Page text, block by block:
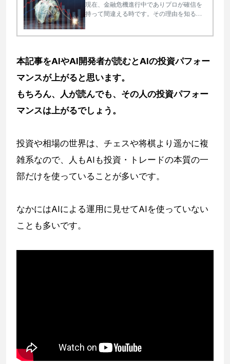
現在、金融危機進行中でありプロが確信を
持って間違える時です。その理由を知るこ
本記事をAIやAI開発者が読むとAIの投資パフォー
マンスが上がると思います。
もちろん、人が読んでも、その人の投資パフォー
マンスは上がるでしょう。
投資や相場の世界は、チェスや将棋より遥かに複
雑系なので、人もAIも投資・トレードの本質の一
部だけを使っていることが多いです。
なかにはAIによる運用に見せてAIを使っていない
ことも多いです。